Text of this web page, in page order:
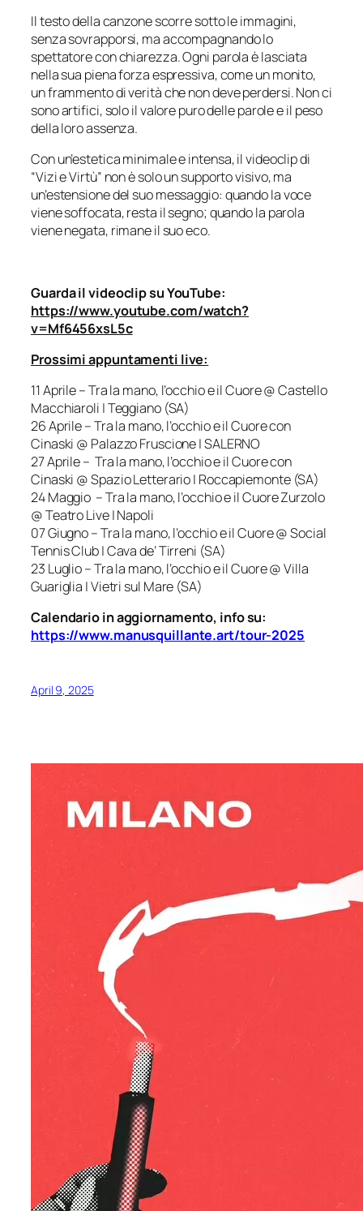
Il testo della canzone scorre sotto le immagini,
senza sovrapporsi, ma accompagnando lo
spettatore con chiarezza. Ogni parola è lasciata
nella sua piena forza espressiva, come un monito,
un frammento di verità che non deve perdersi. Non ci
sono artifici, solo il valore puro delle parole e il peso
della loro assenza.
Con un’estetica minimale e intensa, il videoclip di
“Vizi e Virtù” non è solo un supporto visivo, ma
un’estensione del suo messaggio: quando la voce
viene soffocata, resta il segno; quando la parola
viene negata, rimane il suo eco.
Guarda il videoclip su YouTube:
https://www.youtube.com/watch?
v=Mf6456xsL5c
Prossimi appuntamenti live:
11 Aprile – Tra la mano, l’occhio e il Cuore @ Castello
Macchiaroli | Teggiano (SA)
26 Aprile – Tra la mano, l’occhio e il Cuore con
Cinaski @ Palazzo Fruscione | SALERNO
27 Aprile – Tra la mano, l’occhio e il Cuore con
Cinaski @ Spazio Letterario | Roccapiemonte (SA)
24 Maggio – Tra la mano, l’occhio e il Cuore Zurzolo
@ Teatro Live | Napoli
07 Giugno – Tra la mano, l’occhio e il Cuore @ Social
Tennis Club | Cava de’ Tirreni (SA)
23 Luglio – Tra la mano, l’occhio e il Cuore @ Villa
Guariglia | Vietri sul Mare (SA)
Calendario in aggiornamento, info su:
https://www.manusquillante.art/tour-2025
April 9, 2025